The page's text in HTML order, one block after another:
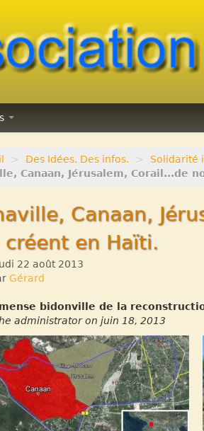
> Des Idées. Des infos. > Solidarité
Canaan, Jérusalem, Corail...de
Canaan,
créent en Haïti.
22 août 2013
Gérard
bidonville de la
administrator on juin 18, 2013